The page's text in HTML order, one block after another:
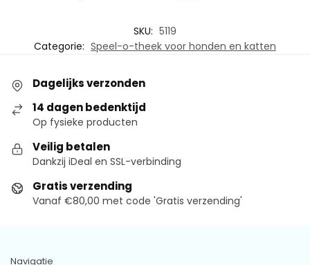
SKU: 5119
Categorie: Speel-o-theek voor honden en katten
Dagelijks verzonden
14 dagen bedenktijd
Op fysieke producten
Veilig betalen
Dankzij iDeal en SSL-verbinding
Gratis verzending
Vanaf €80,00 met code 'Gratis verzending'
Navigatie